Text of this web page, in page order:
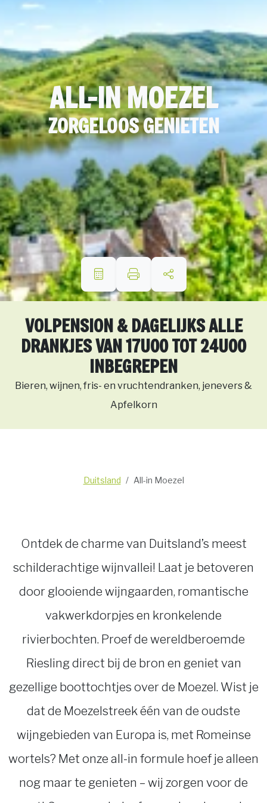
ALL-IN MOEZEL
ZORGELOOS GENIETEN
VOLPENSION & DAGELIJKS ALLE
DRANKJES VAN 17U00 TOT 24U00
INBEGREPEN
Bieren, wijnen, fris- en vruchtendranken, jenevers &
Apfelkorn
Duitsland All-in Moezel
Ontdek de charme van Duitsland’s meest
schilderachtige wijnvallei! Laat je betoveren
door glooiende wijngaarden, romantische
vakwerkdorpjes en kronkelende
rivierbochten. Proef de wereldberoemde
Riesling direct bij de bron en geniet van
gezellige boottochtjes over de Moezel. Wist je
dat de Moezelstreek één van de oudste
wijngebieden van Europa is, met Romeinse
wortels? Met onze all-in formule hoef je alleen
nog maar te genieten – wij zorgen voor de